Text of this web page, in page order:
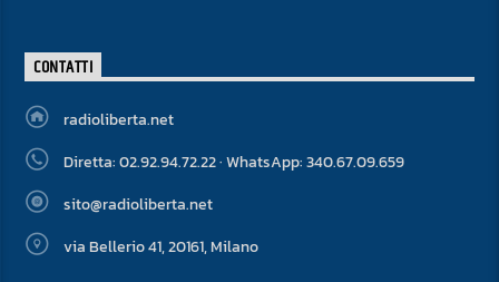
CONTATTI
radioliberta.net
Diretta: 02.92.94.72.22 · WhatsApp: 340.67.09.659
sito@radioliberta.net
via Bellerio 41, 20161, Milano